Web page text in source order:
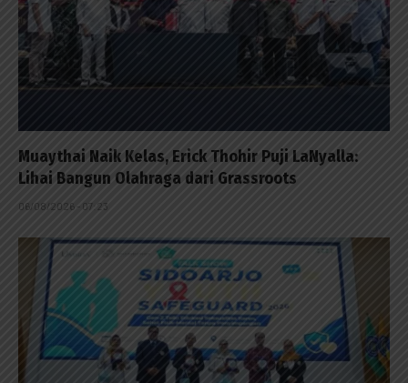
Muaythai Naik Kelas, Erick Thohir Puji LaNyalla:
Lihai Bangun Olahraga dari Grassroots
06/08/2026 - 07:23